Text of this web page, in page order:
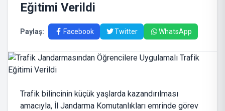
Eğitimi Verildi
Paylaş: Facebook Twitter WhatsApp
Trafik bilincinin küçük yaşlarda kazandırılması
amacıyla, İl Jandarma Komutanlıkları emrinde görev